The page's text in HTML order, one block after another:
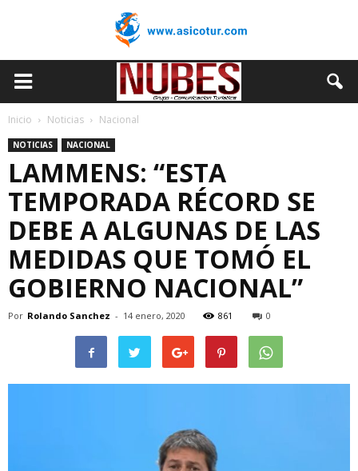
Inicio Noticias Nacional
NOTICIAS NACIONAL
LAMMENS: “ESTA
TEMPORADA RÉCORD SE
DEBE A ALGUNAS DE LAS
MEDIDAS QUE TOMÓ EL
GOBIERNO NACIONAL”
Por Rolando Sanchez - 14 enero, 2020 861 0